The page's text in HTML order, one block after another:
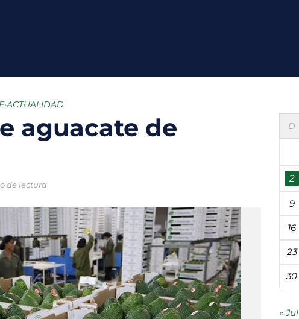
verdes que impulsan el desarrollo sostenible de las ciudades
que combinará tecnología y ciencia para proteger los océanos
la movilidad sostenible que gana terreno en las ciudades
una crisis sin precedentes por el cambio climático
para la protección del medio ambiente y frenar la contaminación
verdes mediante el programa StartC
para convertir residuos en objetos y darles una segunda vida
•ACTUALIDAD
aguacate de
de lectura
D
2
9
16
23
30
« Jul